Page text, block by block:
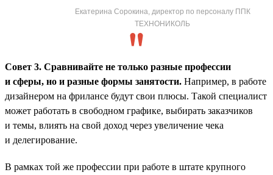
Екатерина Сорокина, директор по персоналу ППК
ТЕХНОНИКОЛЬ
Совет 3. Сравнивайте не только разные профессии
и сферы, но и разные формы занятости. Например, в работе
дизайнером на фрилансе будут свои плюсы. Такой специалист
может работать в свободном графике, выбирать заказчиков
и темы, влиять на свой доход через увеличение чека
и делегирование.
В рамках той же профессии при работе в штате крупного